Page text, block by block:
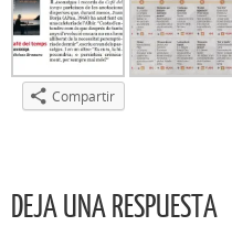
Compartir
DEJA UNA RESPUESTA